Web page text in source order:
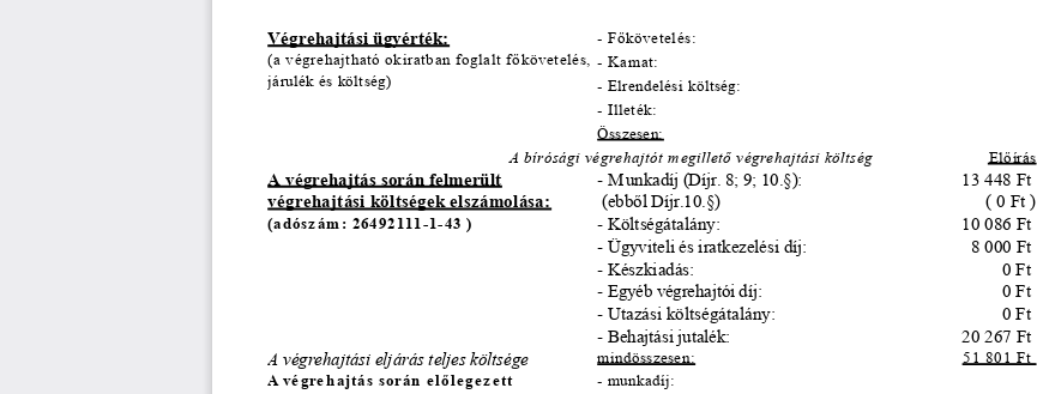
Végrehajtási ügyérték:
(a végrehajtható okiratban foglalt főkövetelés,
járulék és költség)
- Főkövetelés:
- Kamat:
- Elrendelési költség:
- Illeték:
Összesen:
A bírósági végrehajtót megillető végrehajtási költség Előírás
A végrehajtás során felmerült
végrehajtási költségek elszámolása:
(adószám : 26492111-1-43 )
- Munkadíj (Díjr. 8; 9; 10.§):
(ebből Díjr.10.§)
13 448 Ft
( 0 Ft )
- Költségátalány: 10 086 Ft
- Ügyviteli és iratkezelési díj:
8 000 Ft
- Készkiadás:
0 Ft
- Egyéb végrehajtói díj:
0 Ft
- Utazási költségátalány:
0 Ft
- Behajtási jutalék:
20 267 Ft
A végrehajtási eljárás teljes költsége
mindösszesen: 51 801 Ft
A vé grehajtás során e lőlegezett
- munkadíj: